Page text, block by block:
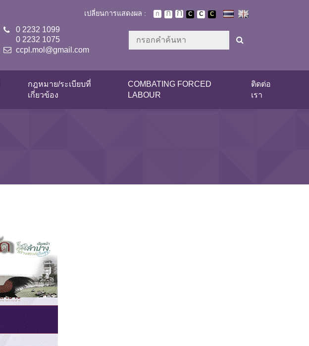
เปลี่ยนการแสดงผล :
0 2232 1099
0 2232 1075
ccpl.mol@gmail.com
กฎหมาย/ระเบียบที่
เกี่ยวข้อง
COMBATING FORCED
LABOUR
ติดต่อ
เรา